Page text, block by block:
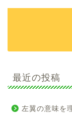
最近の投稿
左翼の意味を